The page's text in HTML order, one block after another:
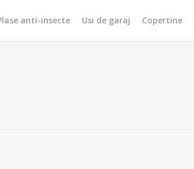
anti-insecte Usi de garaj Copertine